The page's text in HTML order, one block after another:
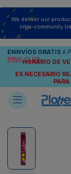
We deliver our
intra-community
ENNVÍOS GRATIS A
PINK CLUB
HORARIO DE
ES NECESARIO